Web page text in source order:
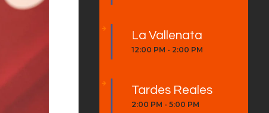
La Vallenata
12:00 PM - 2:00 PM
Tardes Reales
2:00 PM -5:00 PM